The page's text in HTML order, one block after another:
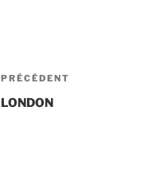
Navigation
de
Article
précédent
PRÉCÉDENT
LONDON